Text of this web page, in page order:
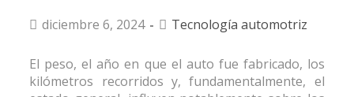
diciembre 6, 2024 Tecnología automotriz
El peso, el año en que el auto fue fabricado, los
kilómetros recorridos y, fundamentalmente, el